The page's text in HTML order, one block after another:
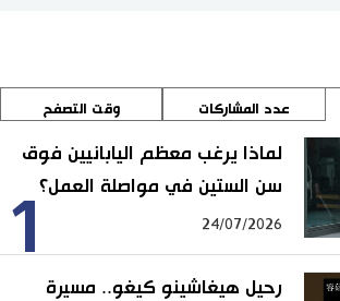
عدد المشاركات وقت التصفح
1
لماذا يرغب معظم اليابانيين فوق
سن الستين في مواصلة العمل؟
24/07/2026
رحيل هيغاشينو كيغو.. مسيرة